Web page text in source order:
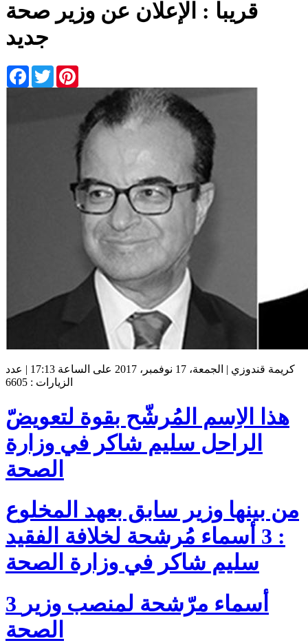
قريبا : الإعلان عن وزير صحة
جديد
Facebook
Twitter
كريمة قندوزي | الجمعة، 17 نوفمبر، 2017 على الساعة 17:13 | عدد
الزيارات : 6605
هذا الاِسم المُرشّح بقوة لتعويضّ
الراحل سليم شاكر في وزارة
الصحة
من بينها وزير سابق بعهد المخلوع
: 3 أسماء مُرشحة لخلافة الفقيد
سليم شاكر في وزارة الصحة
3 أسماء مرّشحة لمنصب وزير
الصحة